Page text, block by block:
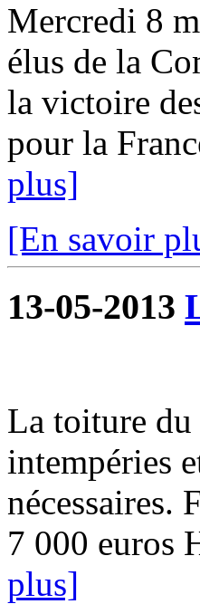
Mercredi 8
élus de la
la victoire
pour la
plus]
[En savoir
13-05-2013
La toiture du
intempéries
nécessaires.
7 000 euros
plus]